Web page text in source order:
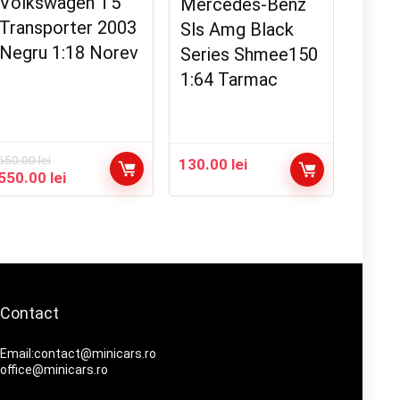
Transporter 2003
Negru 1:18 Norev
lei
leiPrețul
curent
Mercedes-Benz
Sls Amg Black
Series Shmee150
1:64 Tarmac
130.00 lei
Contact
Email:contact@minicars.ro
office@minicars.ro